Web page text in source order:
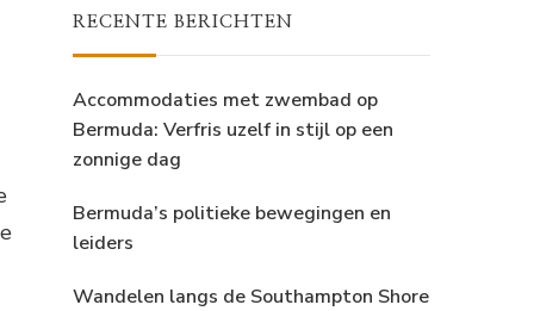
RECENTE BERICHTEN
Accommodaties met zwembad op
Bermuda: Verfris uzelf in stijl op een
zonnige dag
Bermuda’s politieke bewegingen en
leiders
Wandelen langs de Southampton Shore